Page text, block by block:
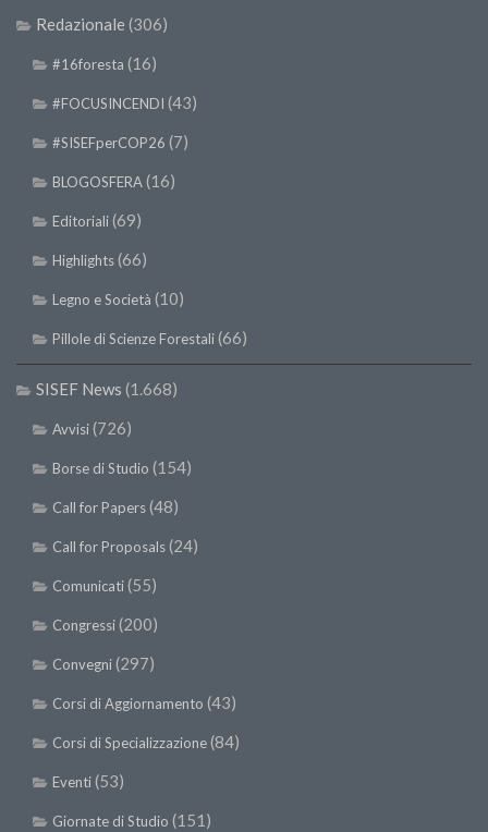
Redazionale (306)
#16foresta (16)
#FOCUSINCENDI (43)
#SISEFperCOP26 (7)
BLOGOSFERA(16)
Editoriali(69)
Highlights(66)
Legno e Società (10)
Pillole di Scienze Forestali(66)
SISEF News (1.668)
Avvisi(726)
Borse di Studio (154)
Call for Papers(48)
Call for Proposals(24)
Comunicati(55)
Congressi(200)
Convegni(297)
Corsi di Aggiornamento (43)
Corsi di Specializzazione(84)
Eventi(53)
Giornate di Studio (151)